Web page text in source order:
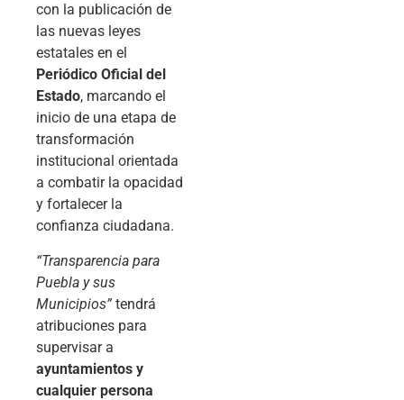
con la publicación de
las nuevas leyes
estatales en el
Periódico Oficial del
Estado, marcando el
inicio de una etapa de
transformación
institucional orientada
a combatir la opacidad
y fortalecer la
confianza ciudadana.
“Transparencia para
Puebla y sus
Municipios” tendrá
atribuciones para
supervisar a
ayuntamientos y
cualquier persona